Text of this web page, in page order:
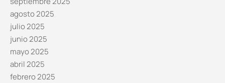
agosto 2025
julio 2025
junio 2025
mayo 2025
abril 2025
febrero 2025